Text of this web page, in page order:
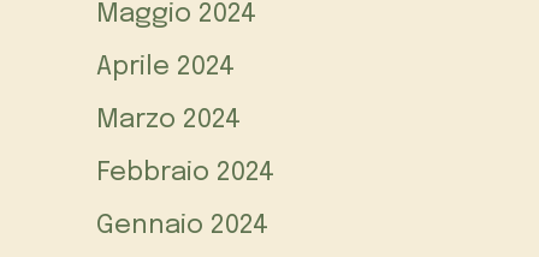
Maggio 2024
Aprile 2024
Marzo 2024
Febbraio 2024
Gennaio 2024